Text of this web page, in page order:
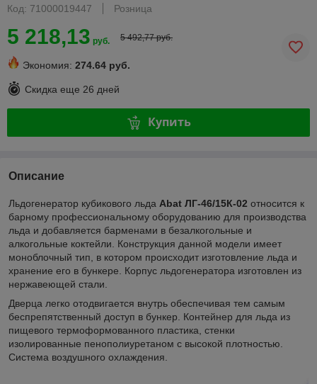
Код: 71000019447
Розница
5 218,13 руб. 5 492,77 руб.
Экономия: 274.64 руб.
Скидка еще 26 дней
Купить
Описание
Льдогенератор кубикового льда Abat ЛГ-46/15К-02 относится к
барному профессиональному оборудованию для производства
льда и добавляется барменами в безалкогольные и
алкогольные коктейли. Конструкция данной модели имеет
моноблочный тип, в котором происходит изготовление льда и
хранение его в бункере. Корпус льдогенератора изготовлен из
нержавеющей стали.
Дверца легко отодвигается внутрь обеспечивая тем самым
беспрепятственный доступ в бункер. Контейнер для льда из
пищевого термоформованного пластика, стенки
изолированные пенополиуретаном с высокой плотностью.
Система воздушного охлаждения.